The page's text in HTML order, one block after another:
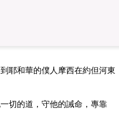
耶和華的僕人摩西在約但河東
切的道，守他的誡命，專靠